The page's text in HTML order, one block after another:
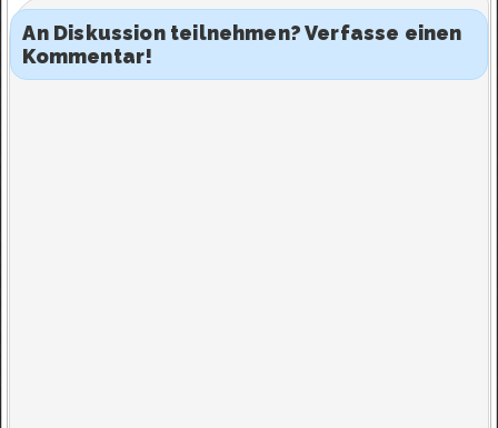
An Diskussion teilnehmen? Verfasse einen
Kommentar!